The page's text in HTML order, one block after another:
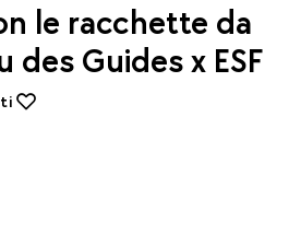
le racchette da
des Guides x ESF